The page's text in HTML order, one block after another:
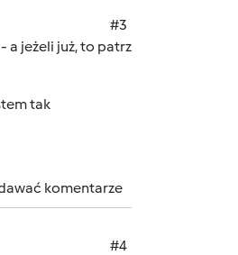
#3
a jeżeli już, to patrz
tak
komentarze
#4